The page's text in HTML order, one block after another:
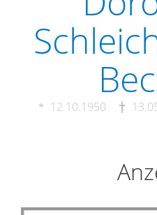
12.10.1950